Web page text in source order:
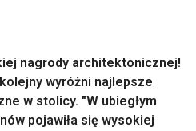
nagrody architektonicznej!
wyróżni najlepsze
w stolicy. "W ubiegłym
pojawiła się wysokiej